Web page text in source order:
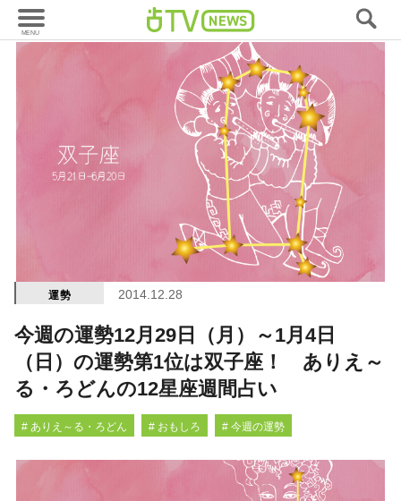
運勢 2014.12.28
今週の運勢12月29日（月）～1月4日
（日）の運勢第1位は双子座！ ありえ～
る・ろどんの12星座週間占い
# ありえ～る・ろどん # おもしろ # 今週の運勢